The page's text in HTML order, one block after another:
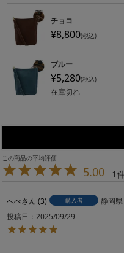
チョコ
¥8,800 税込
ブルー
¥5,280 税込
在庫切れ
5.00 1
ぺぺ 3 購入者 静岡県
投稿日
2025/09/29